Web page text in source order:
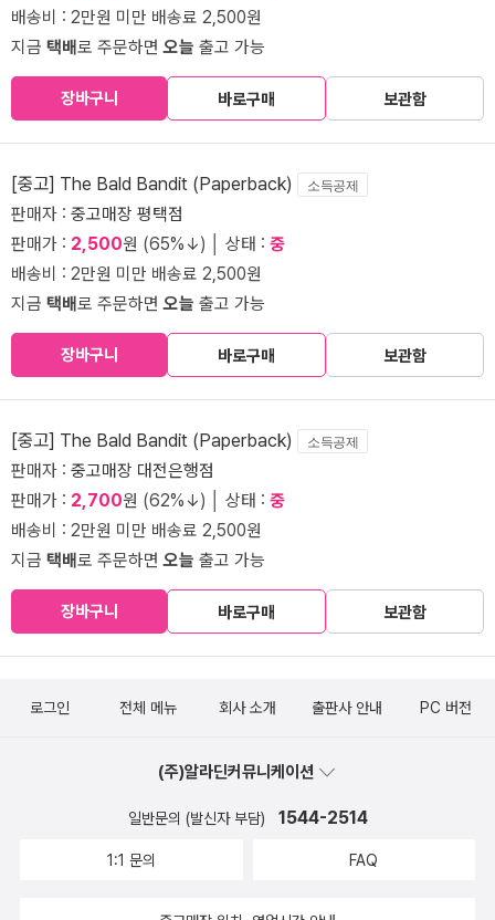
배송비 : 2만원 미만 배송료 2,500원
지금 택배로 주문하면오늘 출고 가능
장바구니 바로구매 보관함
[중고] The Bald Bandit (Paperback) 소득공제
판매자 : 중고매장 평택점
판매가 : 2,500원 (65%↓) │ 상태 : 중
배송비 : 2만원 미만 배송료 2,500원
지금 택배로 주문하면오늘 출고 가능
장바구니 바로구매 보관함
[중고] The Bald Bandit (Paperback) 소득공제
판매자 : 중고매장 대전은행점
판매가 : 2,700원 (62%↓) │ 상태 : 중
배송비 : 2만원 미만 배송료 2,500원
지금 택배로 주문하면오늘 출고 가능
장바구니 바로구매 보관함
로그인 전체 메뉴 회사 소개 출판사 안내 PC 버전
(주)알라딘커뮤니케이션
일반문의 (발신자 부담) 1544-2514
1:1 문의 FAQ